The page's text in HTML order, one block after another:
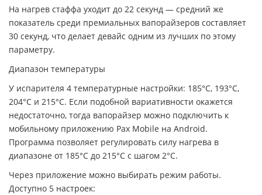
На нагрев стаффа уходит до 22 секунд — средний же
показатель среди премиальных вапорайзеров составляет
30 секунд, что делает девайс одним из лучших по этому
параметру.
Диапазон температуры
У испарителя 4 температурные настройки: 185°C, 193°C,
204°C и 215°C. Если подобной вариативности окажется
недостаточно, тогда вапорайзер можно подключить к
мобильному приложению Pax Mobile на Android.
Программа позволяет регулировать силу нагрева в
диапазоне от 185°C до 215°C с шагом 2°C.
Через приложение можно выбирать режим работы.
Доступно 5 настроек: